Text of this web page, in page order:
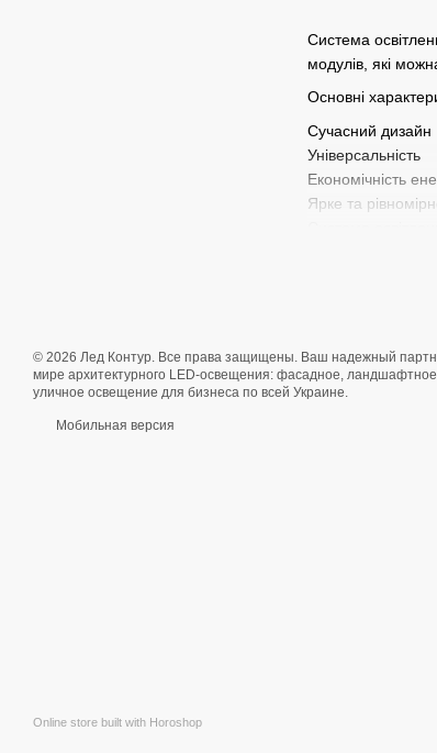
Система
модулів, які
Основні
Сучасний дизайн
Універсальність
Економічність
Ярке та
Квартир
Домів
Система
Оформіть
© 2026 Лед Контур. Все права защищены. Ваш надежный
мире архитектурного LED-освещения: фасадное,
уличное освещение для бизнеса по всей Украине.
Мобильная версия
Online store built with Horoshop